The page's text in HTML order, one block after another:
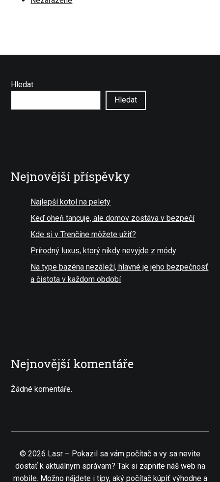
Hledat
Hledat
Nejnovější příspěvky
Najlepší kotol na pelety
Keď oheň tancuje, ale domov zostáva v bezpečí
Kde si v Trenčíne môžete užiť?
Prírodný luxus, ktorý nikdy nevyjde z módy
Na type bazéna nezáleží, hlavné je jeho bezpečnosť
a čistota v každom období
Nejnovější komentáře
Žádné komentáře.
© 2026 Lasr – Pokazil sa vám počítač a vy sa nevite
dostať k aktuálnym správam? Tak si zapnite náš web na
mobile. Možno nájdete i tipy, aký počítač kúpiť výhodne a